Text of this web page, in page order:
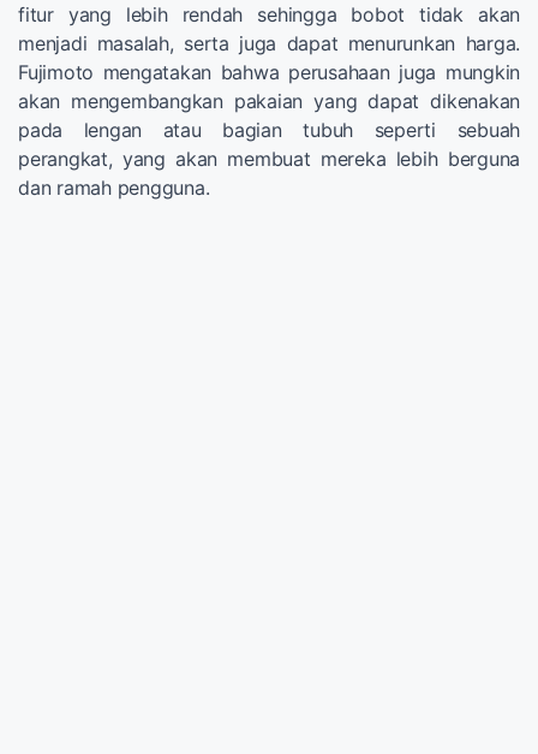
fitur yang lebih rendah sehingga bobot tidak akan
menjadi masalah, serta juga dapat menurunkan harga.
Fujimoto mengatakan bahwa perusahaan juga mungkin
akan mengembangkan pakaian yang dapat dikenakan
pada lengan atau bagian tubuh seperti sebuah
perangkat, yang akan membuat mereka lebih berguna
dan ramah pengguna.